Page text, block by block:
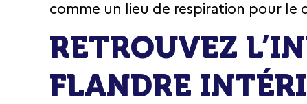
comme un lieu de respiration pour le
RETROUVEZ
FLANDRE